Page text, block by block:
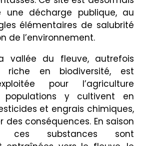
une décharge publique, au
élémentaires de salubrité
de l’environnement.
vallée du fleuve, autrefois
riche en biodiversité, est
pour l’agriculture
populations y cultivent en
et engrais chimiques,
des conséquences. En saison
ces substances sont